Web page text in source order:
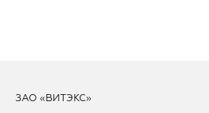
ЗАО «ВИТЭКС»